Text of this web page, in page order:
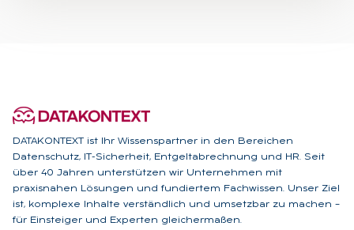
DATAKONTEXT ist Ihr Wissenspartner in den Bereichen
Datenschutz, IT-Sicherheit, Entgeltabrechnung und HR. Seit
über 40 Jahren unterstützen wir Unternehmen mit
praxisnahen Lösungen und fundiertem Fachwissen. Unser Ziel
ist, komplexe Inhalte verständlich und umsetzbar zu machen –
für Einsteiger und Experten gleichermaßen.